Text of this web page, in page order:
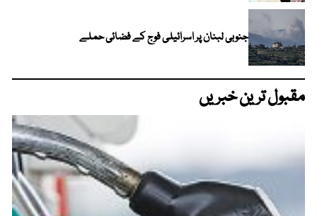
جنوبی لبنان پر اسرائیلی فوج کے فضائی حملے
مقبول ترین خبریں